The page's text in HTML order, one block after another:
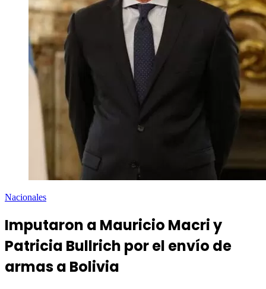
Nacionales
Imputaron a Mauricio Macri y
Patricia Bullrich por el envío de
armas a Bolivia